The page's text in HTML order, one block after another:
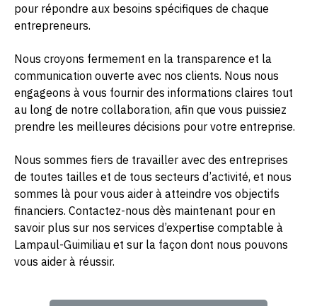
pour répondre aux besoins spécifiques de chaque
entrepreneurs.
Nous croyons fermement en la transparence et la
communication ouverte avec nos clients. Nous nous
engageons à vous fournir des informations claires tout
au long de notre collaboration, afin que vous puissiez
prendre les meilleures décisions pour votre entreprise.
Nous sommes fiers de travailler avec des entreprises
de toutes tailles et de tous secteurs d’activité, et nous
sommes là pour vous aider à atteindre vos objectifs
financiers. Contactez-nous dès maintenant pour en
savoir plus sur nos services d’expertise comptable à
Lampaul-Guimiliau et sur la façon dont nous pouvons
vous aider à réussir.